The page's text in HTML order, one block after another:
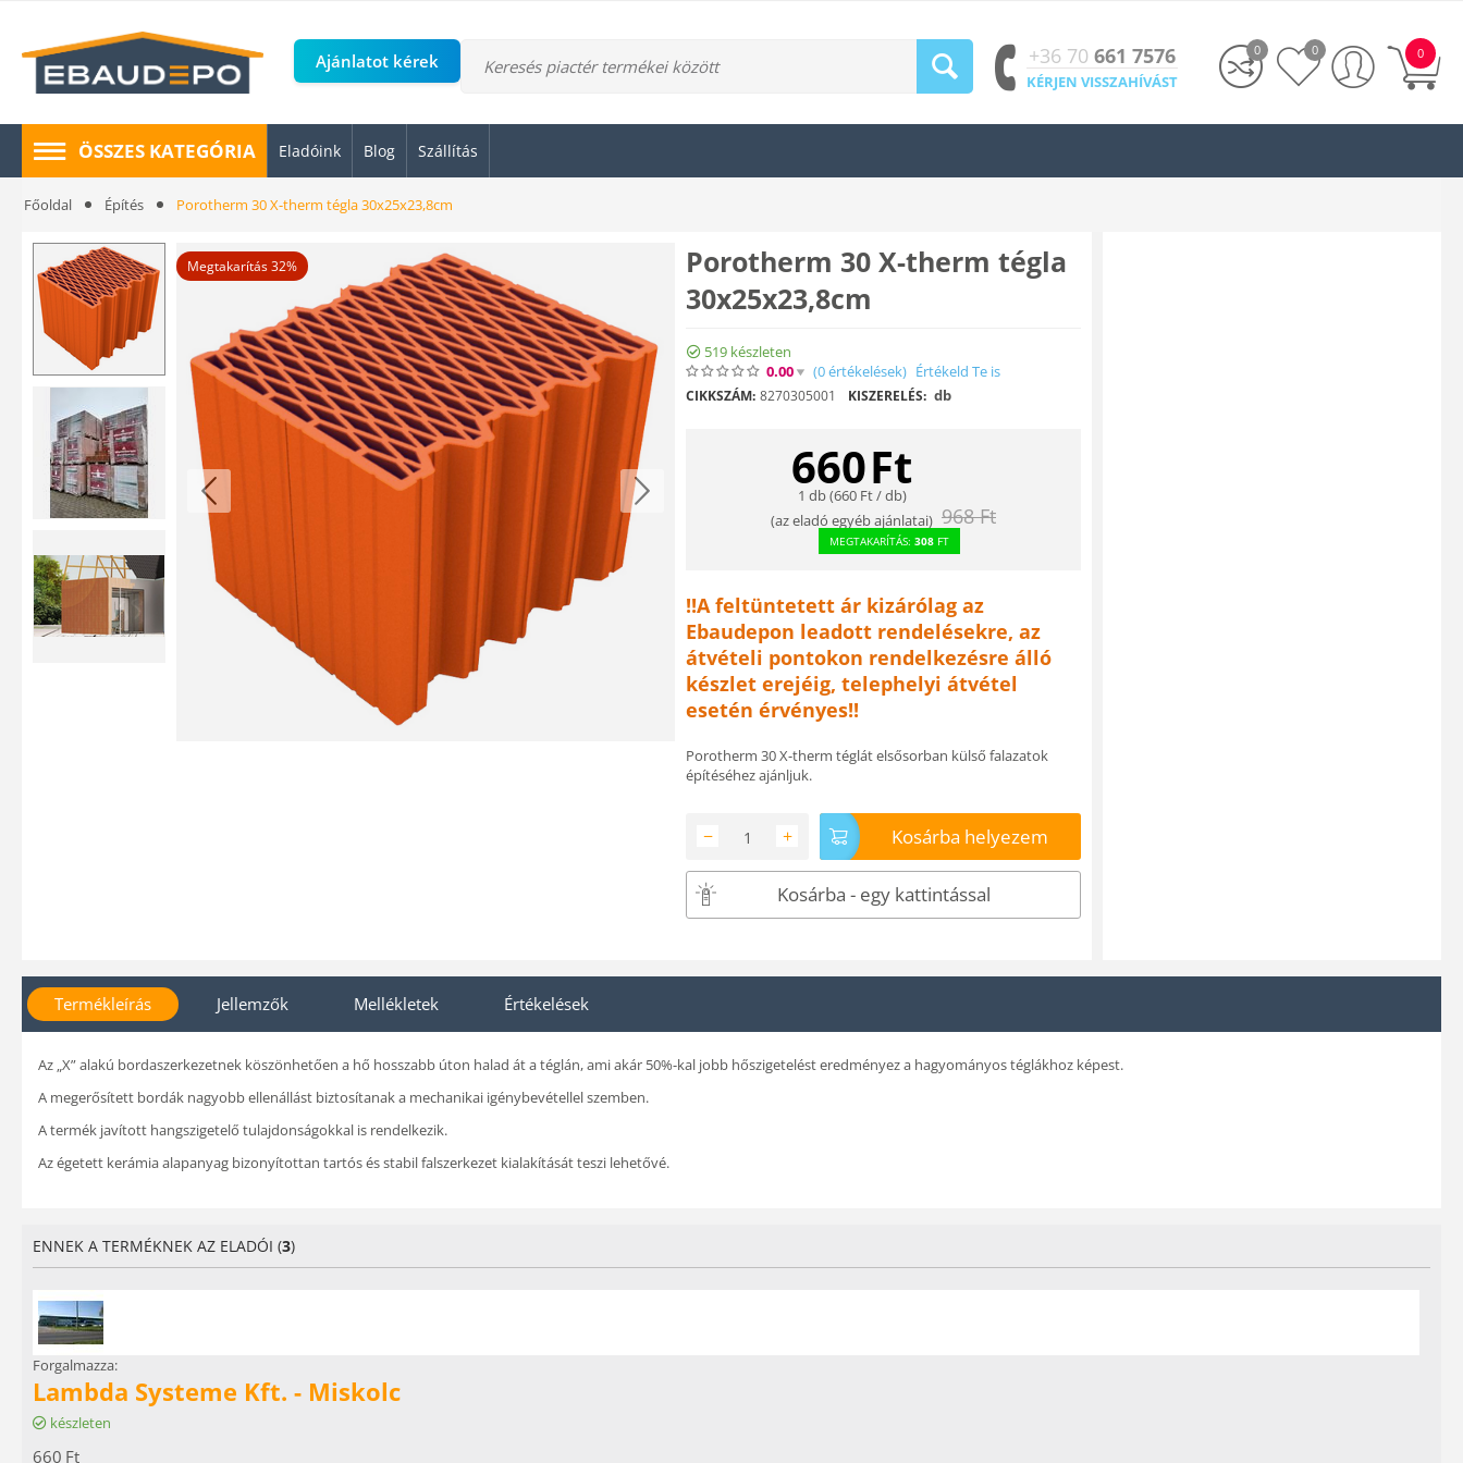
Ajánlatot kérek +36 70661 7576
KÉRJEN VISSZAHÍVÁST
0
0 0
ÖSSZES KATEGÓRIA Eladóink Blog Szállítás
Főoldal Építés Porotherm 30 X-therm tégla 30x25x23,8cm
Megtakarítás 32%
Porotherm 30 X-therm tégla
30x25x23,8cm
519 készleten
0.00
(0értékelések) Értékeld Te is
CIKKSZÁM: 8270305001 KISZERELÉS: db
660Ft
1 db (660Ft/ db)
(az eladó egyéb ajánlatai) 968 Ft
MEGTAKARÍTÁS: 308FT
!!A feltüntetett ár kizárólag az
Ebaudepon leadott rendelésekre, az
átvételi pontokon rendelkezésre álló
készlet erejéig, telephelyi átvétel
esetén érvényes!!
Porotherm 30 X-therm téglát elsősorban külső falazatok
építéséhez ajánljuk.
+
− Kosárba helyezem
Kosárba - egy kattintással
Termékleírás Jellemzők Mellékletek Értékelések
Az „X” alakú bordaszerkezetnek köszönhetően a hő hosszabb úton halad át a téglán, ami akár 50%-kal jobb hőszigetelést eredményez a hagyományos téglákhoz képest.
A megerősített bordák nagyobb ellenállást biztosítanak a mechanikai igénybevétellel szemben.
A termék javított hangszigetelő tulajdonságokkal is rendelkezik.
Az égetett kerámia alapanyag bizonyítottan tartós és stabil falszerkezet kialakítását teszi lehetővé.
ENNEK A TERMÉKNEK AZ ELADÓI (3)
Forgalmazza:
Lambda Systeme Kft. - Miskolc
készleten
660 Ft